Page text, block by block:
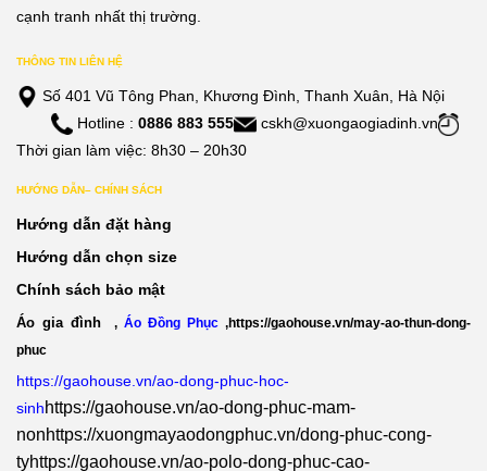
cạnh tranh nhất thị trường.
THÔNG TIN LIÊN HỆ
Số 401 Vũ Tông Phan, Khương Đình, Thanh Xuân, Hà Nội
Hotline : 0886 883 555
cskh@xuongaogiadinh.vn
Thời gian làm việc: 8h30 – 20h30
HƯỚNG DẪN– CHÍNH SÁCH
Hướng dẫn đặt hàng
Hướng dẫn chọn size
Chính sách bảo mật
Áo gia đình , Áo Đồng Phục ,https://gaohouse.vn/may-ao-thun-dong-
phuc
https://gaohouse.vn/ao-dong-phuc-hoc-
sinhhttps://gaohouse.vn/ao-dong-phuc-mam-
nonhttps://xuongmayaodongphuc.vn/dong-phuc-cong-
tyhttps://gaohouse.vn/ao-polo-dong-phuc-cao-